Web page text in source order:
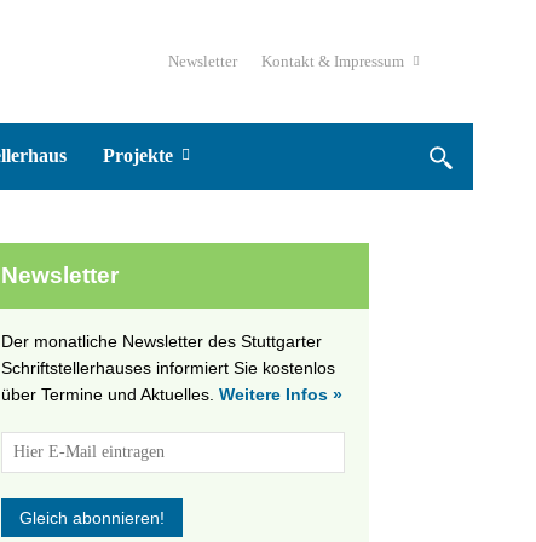
Newsletter Kontakt & Impressum
Projekte
Newsletter
Der monatliche Newsletter des Stuttgarter
Schriftstellerhauses informiert Sie kostenlos
über Termine und Aktuelles. Weitere Infos »